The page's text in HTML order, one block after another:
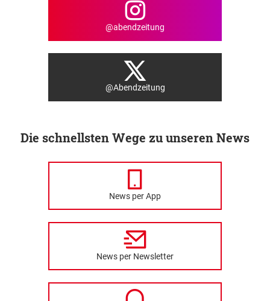
@abendzeitung
@Abendzeitung
Die schnellsten Wege zu unseren News
News per App
News per Newsletter